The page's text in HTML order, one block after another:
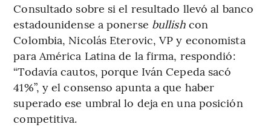
Consultado sobre si el resultado llevó al banco
estadounidense a ponerse bullishcon
Colombia, Nicolás Eterovic, VP y economista
para América Latina de la firma, respondió:
“Todavía cautos, porque Iván Cepeda sacó
41%”, y el consenso apunta a que haber
superado ese umbral lo deja en una posición
competitiva.